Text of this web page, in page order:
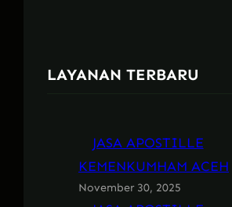
LAYANAN TERBARU
JASA APOSTILLE
KEMENKUMHAM ACEH
November 30, 2025